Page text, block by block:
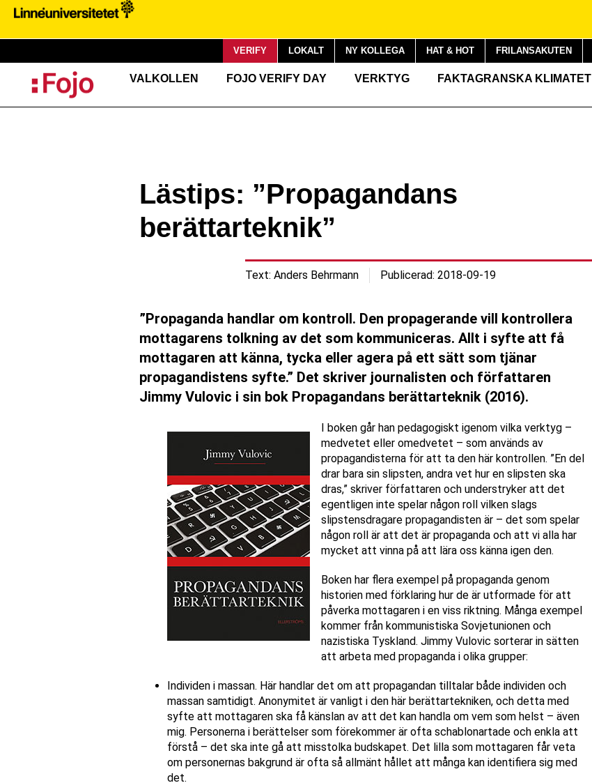
VERIFY LOKALT NY KOLLEGA HAT & HOT FRILANSAKUTEN
VALKOLLEN FOJO VERIFY DAY VERKTYG FAKTAGRANSKA KLIMATET
Lästips: ”Propagandans
berättarteknik”
Text: Anders Behrmann Publicerad: 2018-09-19
”Propaganda handlar om kontroll. Den propagerande vill kontrollera
mottagarens tolkning av det som kommuniceras. Allt i syfte att få
mottagaren att känna, tycka eller agera på ett sätt som tjänar
propagandistens syfte.” Det skriver journalisten och författaren
Jimmy Vulovic i sin bok Propagandans berättarteknik (2016).
I boken går han pedagogiskt igenom vilka verktyg –
medvetet eller omedvetet – som används av
propagandisterna för att ta den här kontrollen. ”En del
drar bara sin slipsten, andra vet hur en slipsten ska
dras,” skriver författaren och understryker att det
egentligen inte spelar någon roll vilken slags
slipstensdragare propagandisten är – det som spelar
någon roll är att det är propaganda och att vi alla har
mycket att vinna på att lära oss känna igen den.
Boken har flera exempel på propaganda genom
historien med förklaring hur de är utformade för att
påverka mottagaren i en viss riktning. Många exempel
kommer från kommunistiska Sovjetunionen och
nazistiska Tyskland. Jimmy Vulovic sorterar in sätten
att arbeta med propaganda i olika grupper:
Individen i massan. Här handlar det om att propagandan tilltalar både individen och
massan samtidigt. Anonymitet är vanligt i den här berättartekniken, och detta med
syfte att mottagaren ska få känslan av att det kan handla om vem som helst – även
mig. Personerna i berättelser som förekommer är ofta schablonartade och enkla att
förstå – det ska inte gå att misstolka budskapet. Det lilla som mottagaren får veta
om personernas bakgrund är ofta så allmänt hållet att många kan identifiera sig med
det.